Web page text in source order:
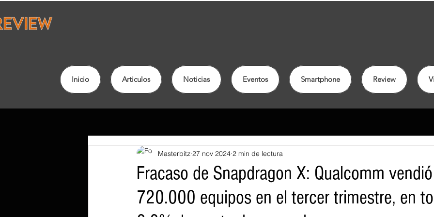
Inicio Articulos Noticias Eventos Smartphone Review
Fracaso de Snapdragon X: Qualcomm vendió
720.000 equipos en el tercer trimestre, en
Masterbitz 27 nov 2024 2 min de lectura